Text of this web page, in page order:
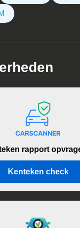
rapport
Kenteken check